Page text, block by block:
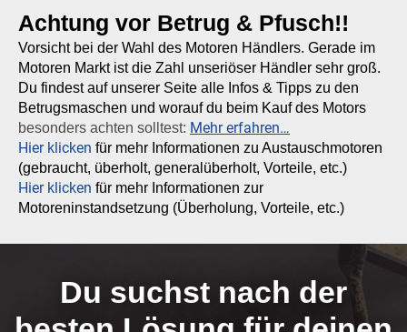
Achtung vor Betrug & Pfusch!!
Vorsicht bei der Wahl des Motoren Händlers. Gerade im
Motoren Markt ist die Zahl unseriöser Händler sehr groß.
Du findest auf unserer Seite alle Infos & Tipps zu den
Betrugsmaschen und worauf du beim Kauf des Motors
besonders achten solltest: Mehr erfahren…
Hier klicken für mehr Informationen zu Austauschmotoren
(gebraucht, überholt, generalüberholt, Vorteile, etc.)
Hier klicken für mehr Informationen zur
Motoreninstandsetzung (Überholung, Vorteile, etc.)
Du suchst nach der